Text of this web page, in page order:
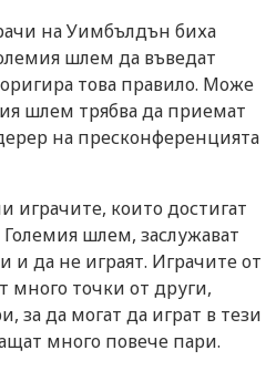
на Уимбълдън биха
шлем да въведат
това правило. Може
шлем трябва да приемат
на пресконференцията
играчите, които достигат
шлем, заслужават
и да не играят. Играчите от
много точки от други,
за да могат да играт в тези
много повече пари.